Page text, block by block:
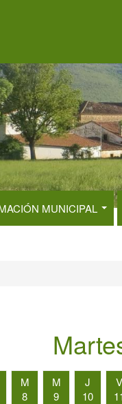
MUNICIPAL
M
8
M
9
J
10
V